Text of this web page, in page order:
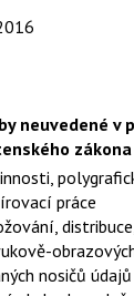
neuvedené v
zákona
práce
nosičů